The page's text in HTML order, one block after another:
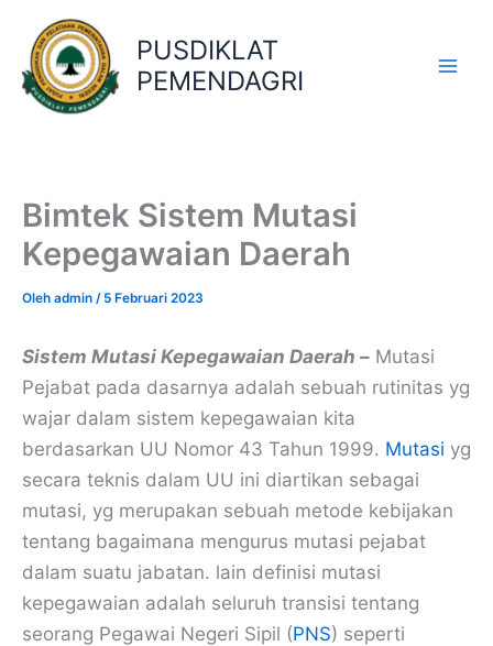
konten
PUSDIKLAT
PEMENDAGRI
Bimtek Sistem Mutasi
Kepegawaian Daerah
Oleh admin / 5 Februari 2023
Sistem Mutasi Kepegawaian Daerah – Mutasi
Pejabat pada dasarnya adalah sebuah rutinitas yg
wajar dalam sistem kepegawaian kita
berdasarkan UU Nomor 43 Tahun 1999. Mutasi yg
secara teknis dalam UU ini diartikan sebagai
mutasi, yg merupakan sebuah metode kebijakan
tentang bagaimana mengurus mutasi pejabat
dalam suatu jabatan. lain definisi mutasi
kepegawaian adalah seluruh transisi tentang
seorang Pegawai Negeri Sipil (PNS) seperti